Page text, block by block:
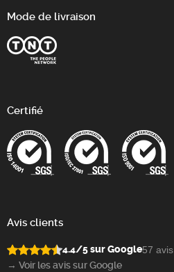
Mode de livraison
Certifié
Avis clients
4.4/5 sur Google57 avis
→ Voir les avis sur Google